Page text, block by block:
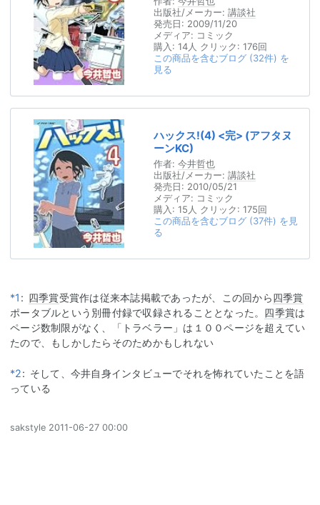
出版社/メーカー: 講談社
発売日: 2009/11/20
メディア: コミック
購入 : 14人 クリック: 176回
この商品を含むブログ (32件) を
見る
ハックス!(4) <完> (アフタヌ
ーンKC)
作者: 今井哲也
出版社/メーカー: 講談社
発売日: 2010/05/21
メディア: コミック
購入 : 15人 クリック: 175回
この商品を含むブログ (37件) を見
る
*1 : 四季賞受賞作は従来本誌掲載であったが、この回から四季賞
ポータブルという別冊付録で収録されることとなった。 四季賞は
ページ数制限がなく、「トラベラー」は１００ページを超えてい
たので、もしかしたらそのためかもしれない
*2: そして、今井自身インタビューでそれを怖れていたことを語
っている
sakstyle 2011-06-27 00:00